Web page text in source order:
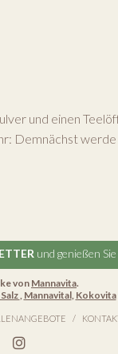
und einen
Demnächst werde
und genießen
von Mannavita.
, Mannavital, Kokovita